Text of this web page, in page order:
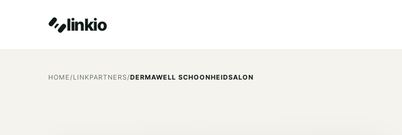
linkio
HOME/LINKPARTNERS/DERMAWELL SCHOONHEIDSALON